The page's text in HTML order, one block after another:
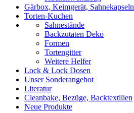
Gärbox, Keimgerät, Sahnekapseln
Torten-Kuchen
Sahnestände
Backzutaten Deko
Formen
Tortengitter
Weitere Helfer
Lock & Lock Dosen
Unser Sonderangebot
Literatur
Cleanbake, Bezüge, Backtextilien
Neue Produkte